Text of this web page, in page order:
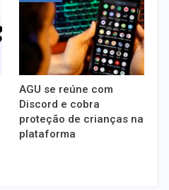
AGU se reúne com
Discord e cobra
proteção de crianças na
plataforma